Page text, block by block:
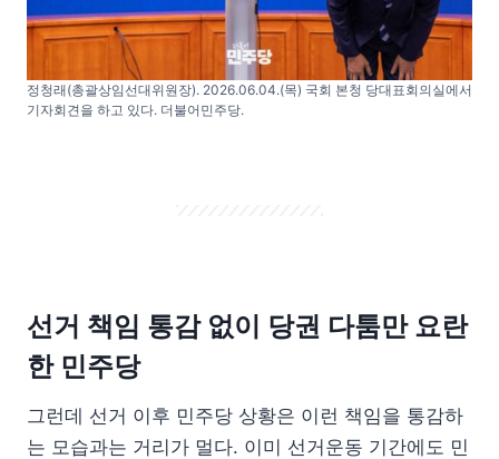
정청래(총괄상임선대위원장). 2026.06.04.(목) 국회 본청 당대표회의실에서
기자회견을 하고 있다. 더불어민주당.
선거 책임 통감 없이 당권 다툼만 요란
한 민주당
그런데 선거 이후 민주당 상황은 이런 책임을 통감하
는 모습과는 거리가 멀다. 이미 선거운동 기간에도 민